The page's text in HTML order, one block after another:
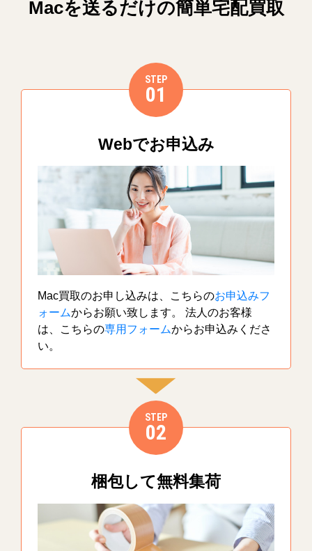
Macを送るだけの簡単宅配買取
STEP
01
Webでお申込み
Mac買取のお申し込みは、こちらのお申込みフ
ォームからお願い致します。 法人のお客様
は、こちらの専用フォームからお申込みくださ
い。
STEP
02
梱包して無料集荷